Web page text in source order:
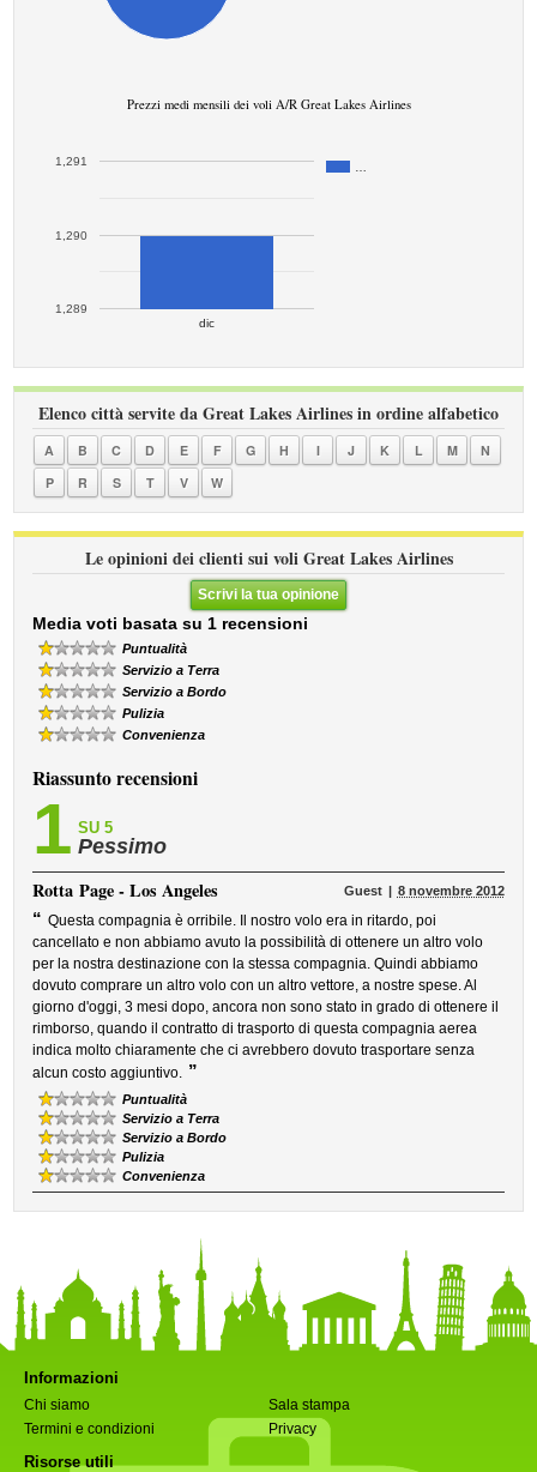
Prezzi medi mensili dei voli A/R Great Lakes Airlines
dic
1,289
1,290
1,291
Elenco città servite da Great Lakes Airlines in ordine alfabetico
A B C D E F G H I J K L M
N
P
R S T V W
Le opinioni dei clienti sui voli Great Lakes Airlines
Scrivi la tua opinione
Media voti basata su 1 recensioni
Puntualità
Servizio a Terra
Servizio a Bordo
Pulizia
Convenienza
Riassunto recensioni
1 SU 5
Pessimo
RottaPage - Los Angeles Guest 8 novembre 2012
“ Questa compagnia è orribile. Il nostro volo era in ritardo, poi
cancellato e non abbiamo avuto la possibilità di ottenere un altro volo
per la nostra destinazione con la stessa compagnia. Quindi abbiamo
dovuto comprare un altro volo con un altro vettore, a nostre spese. Al
giorno d'oggi, 3 mesi dopo, ancora non sono stato in grado di ottenere il
rimborso, quando il contratto di trasporto di questa compagnia aerea
indica molto chiaramente che ci avrebbero dovuto trasportare senza
alcun costo aggiuntivo. ”
Puntualità
Servizio a Terra
Servizio a Bordo
Pulizia
Convenienza
Informazioni
Chi siamo
Sala stampa
Termini e condizioni
Privacy
Risorse utili